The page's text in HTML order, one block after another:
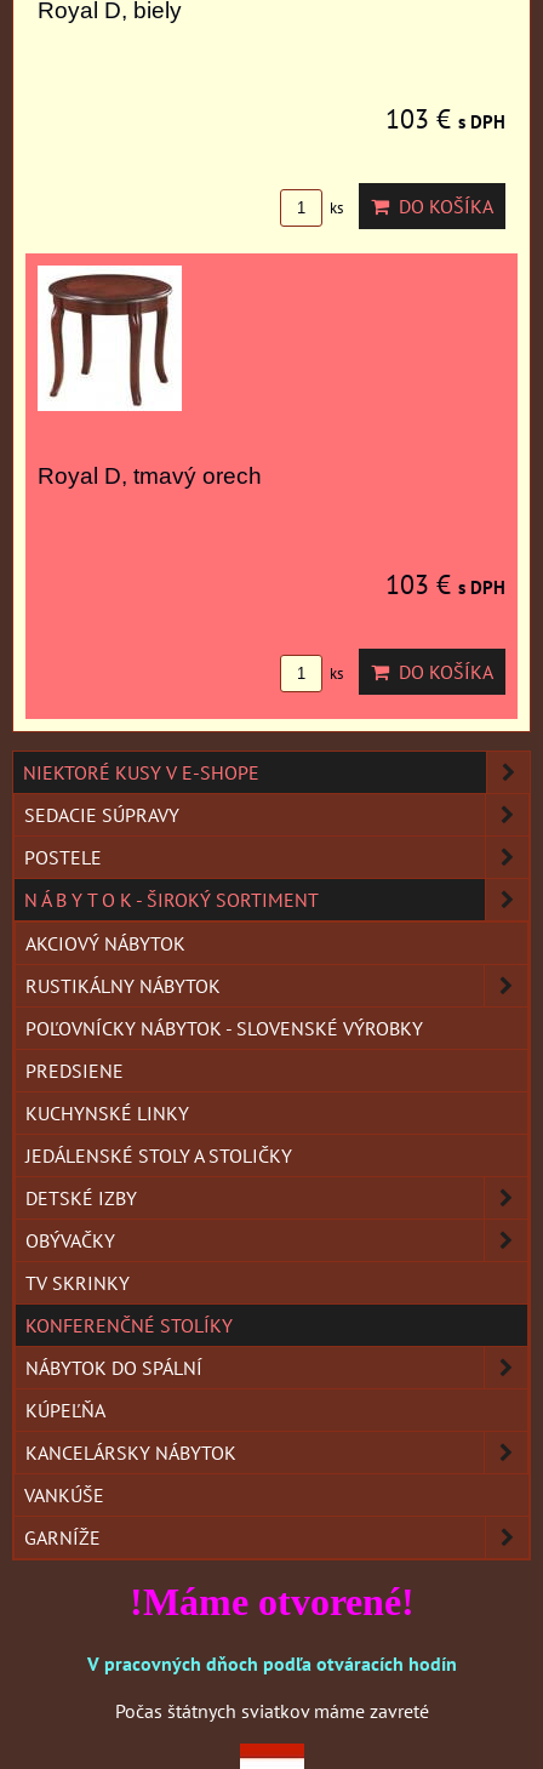
Royal D, biely
103 € s DPH
ks DO KOŠÍKA
Royal D, tmavý orech
103 € s DPH
ks DO KOŠÍKA
NIEKTORÉ KUSY V E-SHOPE
SEDACIE SÚPRAVY
POSTELE
N Á B Y T O K - ŠIROKÝ SORTIMENT
AKCIOVÝ NÁBYTOK
RUSTIKÁLNY NÁBYTOK
POĽOVNÍCKY NÁBYTOK - SLOVENSKÉ VÝROBKY
PREDSIENE
KUCHYNSKÉ LINKY
JEDÁLENSKÉ STOLY A STOLIČKY
DETSKÉ IZBY
OBÝVAČKY
TV SKRINKY
KONFERENČNÉ STOLÍKY
NÁBYTOK DO SPÁLNÍ
KÚPEĽŇA
KANCELÁRSKY NÁBYTOK
VANKÚŠE
GARNÍŽE
!Máme otvorené!
V pracovných dňoch podľa otváracích hodín
Počas štátnych sviatkov máme zavreté